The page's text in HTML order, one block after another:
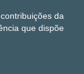
da
que dispõe